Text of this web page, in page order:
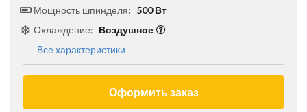
Мощность шпинделя: 500 Вт
Охлаждение: Воздушное
Все характеристики
Оформить заказ